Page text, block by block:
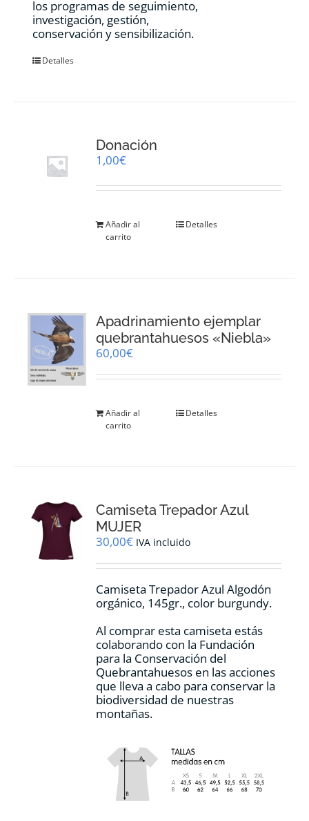
los programas de seguimiento,
investigación, gestión,
conservación y sensibilización.
Detalles
Donación
1,00€
Añadir al
carrito
Detalles
Apadrinamiento ejemplar
quebrantahuesos «Niebla»
60,00€
Añadir al
carrito
Detalles
Camiseta Trepador Azul
MUJER
30,00€ IVA incluido
Camiseta Trepador Azul Algodón
orgánico, 145gr., color burgundy.
Al comprar esta camiseta estás
colaborando con la Fundación
para la Conservación del
Quebrantahuesos en las acciones
que lleva a cabo para conservar la
biodiversidad de nuestras
montañas.